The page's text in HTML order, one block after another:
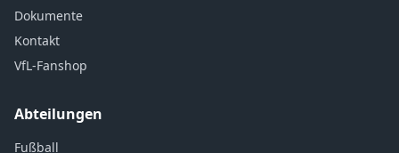
Dokumente
Kontakt
VfL-Fanshop
Abteilungen
Fußball